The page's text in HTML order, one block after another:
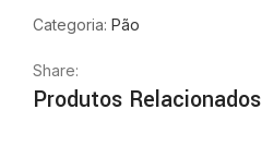
Categoria: Pão
Share:
Produtos Relacionados